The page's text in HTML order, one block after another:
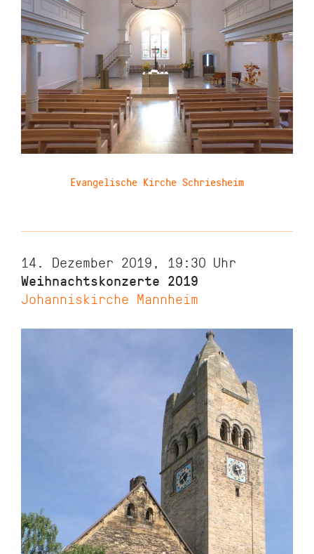
Evangelische Kirche Schriesheim
14. Dezember 2019, 19:30 Uhr
Weihnachtskonzerte 2019
Johanniskirche Mannheim